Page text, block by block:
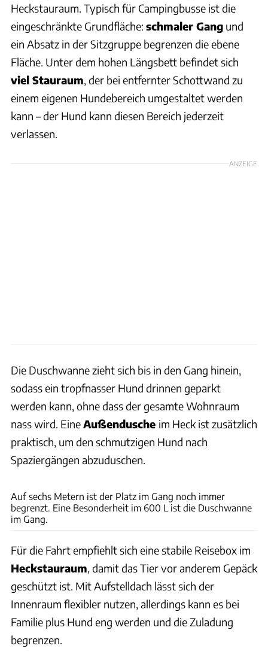
Heckstauraum. Typisch für Campingbusse ist die
eingeschränkte Grundfläche: schmaler Gang und
ein Absatz in der Sitzgruppe begrenzen die ebene
Fläche. Unter dem hohen Längsbett befindet sich
viel Stauraum, der bei entfernter Schottwand zu
einem eigenen Hundebereich umgestaltet werden
kann – der Hund kann diesen Bereich jederzeit
verlassen.
ANZEIGE
Die Duschwanne zieht sich bis in den Gang hinein,
sodass ein tropfnasser Hund drinnen geparkt
werden kann, ohne dass der gesamte Wohnraum
nass wird. EineAußendusche im Heck ist zusätzlich
praktisch, um den schmutzigen Hund nach
Spaziergängen abzuduschen.
Auf sechs Metern ist der Platz im Gang noch immer
begrenzt. Eine Besonderheit im 600 L ist die Duschwanne
im Gang.
Für die Fahrt empfiehlt sich eine stabile Reisebox im
Heckstauraum, damit das Tier vor anderem Gepäck
geschützt ist. Mit Aufstelldach lässt sich der
Innenraum flexibler nutzen, allerdings kann es bei
Familie plus Hund eng werden und die Zuladung
begrenzen.